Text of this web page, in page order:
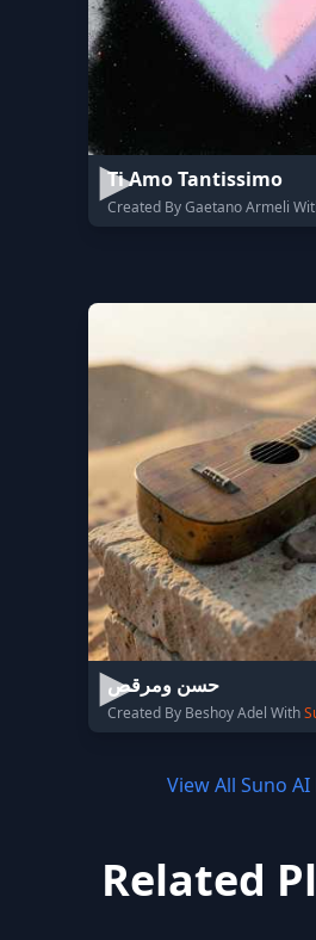
Ti Amo Tantissimo
Created By Gaetano Armeli
حسن ومرقص
Created By Beshoy Adel With
View All Suno
Related